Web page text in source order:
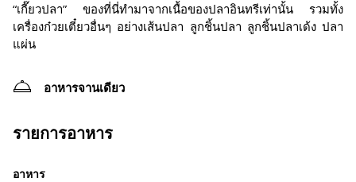
“เกี๊ยวปลา” ของที่นี่ทำมาจากเนื้อของปลาอินทรีเท่านั้น รวมทั้ง
เครื่องก๋วยเตี๋ยวอื่นๆ อย่างเส้นปลา ลูกชิ้นปลา ลูกชิ้นปลาเด้ง ปลา
แผ่น
อาหารจานเดียว
รายการอาหาร
อาหาร